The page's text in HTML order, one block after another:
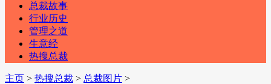
总裁故事
行业历史
管理之道
生意经
热搜总裁
主页 > 热搜总裁 > 总裁图片 >